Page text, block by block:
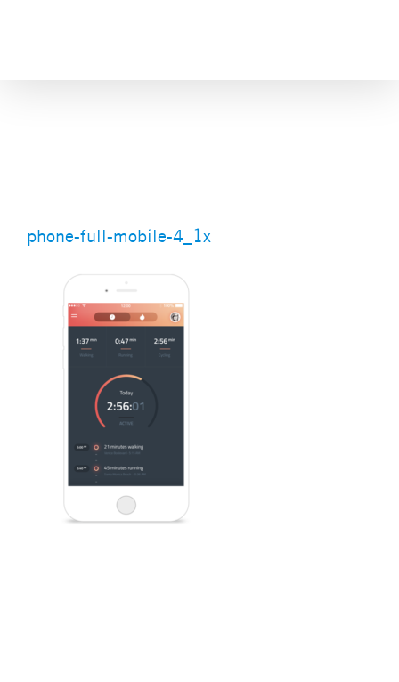
phone-full-mobile-4_1x